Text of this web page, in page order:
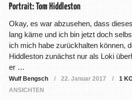
Portrait: Tom Hiddleston
Okay, es war abzusehen, dass
lang käme und ich bin jetzt doch
ich mich habe zurückhalten können,
Hiddleston zunächst nur als Loki
er …
Wulf Bengsch 22. Januar 2017 1
ANSICHTEN